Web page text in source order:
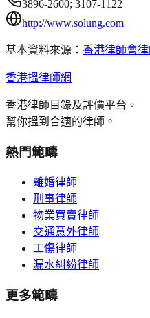
3896-2600; 3107-1122
http://www.solung.com
基本資料來源： 香港律師會
香港搵律師網
香港律師目錄及評價平台。
幫你搵到合適的律師。
熱門範疇
離婚律師
刑事律師
物業買賣律師
交通意外律師
工傷律師
漏水糾紛律師
更多範疇